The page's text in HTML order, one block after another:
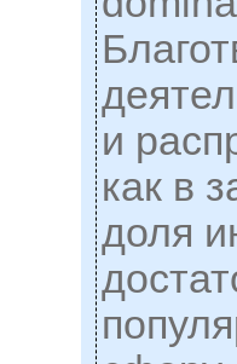
и
как в
доля